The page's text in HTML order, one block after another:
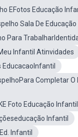
EFotos Educação
Sala De Educação
Para
Infantil Atinvidades
Completar O
Foto Educação Infantil
Infantil
Infantil